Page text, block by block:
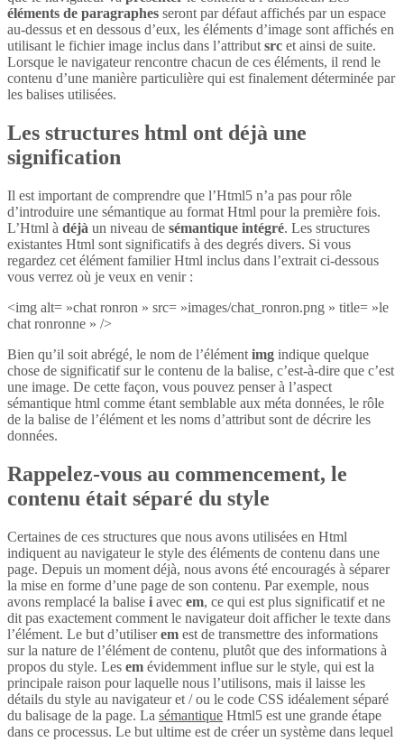
éléments de paragraphes seront par défaut affichés par un espace
au-dessus et en dessous d’eux, les éléments d’image sont affichés en
utilisant le fichier image inclus dans l’attribut src et ainsi de suite.
Lorsque le navigateur rencontre chacun de ces éléments, il rend le
contenu d’une manière particulière qui est finalement déterminée par
les balises utilisées.
Les structures html ont déjà une
signification
Il est important de comprendre que l’Html5 n’a pas pour rôle
d’introduire une sémantique au format Html pour la première fois.
L’Html à déjà un niveau de sémantique intégré. Les structures
existantes Html sont significatifs à des degrés divers. Si vous
regardez cet élément familier Html inclus dans l’extrait ci-dessous
vous verrez où je veux en venir :
<img alt= »chat ronron » src= »images/chat_ronron.png » title= »le
chat ronronne » />
Bien qu’il soit abrégé, le nom de l’élément img indique quelque
chose de significatif sur le contenu de la balise, c’est-à-dire que c’est
une image. De cette façon, vous pouvez penser à l’aspect
sémantique html comme étant semblable aux méta données, le rôle
de la balise de l’élément et les noms d’attribut sont de décrire les
données.
Rappelez-vous au commencement, le
contenu était séparé du style
Certaines de ces structures que nous avons utilisées en Html
indiquent au navigateur le style des éléments de contenu dans une
page. Depuis un moment déjà, nous avons été encouragés à séparer
la mise en forme d’une page de son contenu. Par exemple, nous
avons remplacé la balise i avec em, ce qui est plus significatif et ne
dit pas exactement comment le navigateur doit afficher le texte dans
l’élément. Le but d’utiliserem est de transmettre des informations
sur la nature de l’élément de contenu, plutôt que des informations à
propos du style. Les em évidemment influe sur le style, qui est la
principale raison pour laquelle nous l’utilisons, mais il laisse les
détails du style au navigateur et / ou le code CSS idéalement séparé
du balisage de la page. La sémantique Html5 est une grande étape
dans ce processus. Le but ultime est de créer un système dans lequel